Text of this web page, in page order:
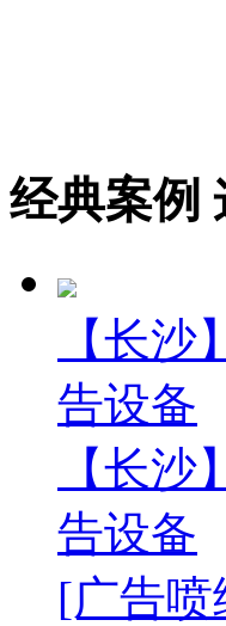
经典案例
【长
告设备
【长
告设备
[广告喷